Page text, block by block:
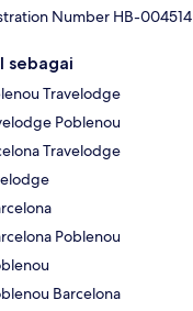
Number HB-004514
sebagai
Travelodge
Poblenou
Travelodge
Poblenou
Barcelona